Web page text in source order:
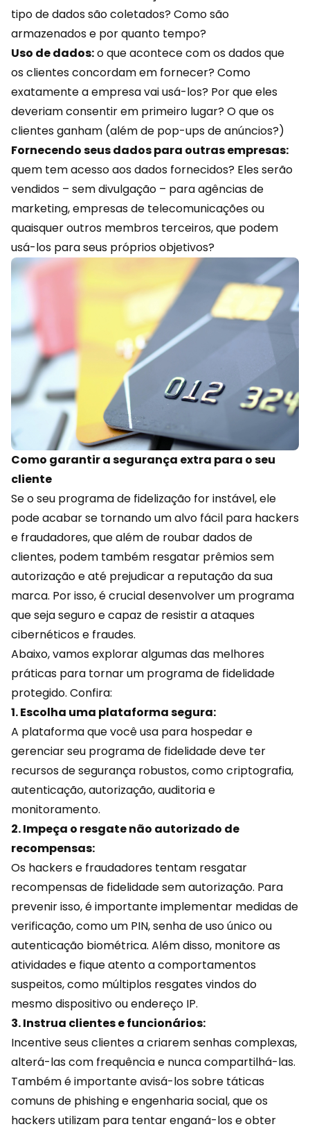
tipo de dados são coletados? Como são
armazenados e por quanto tempo?
Uso de dados:o que acontece com os dados que
os clientes concordam em fornecer? Como
exatamente a empresa vai usá-los? Por que eles
deveriam consentir em primeiro lugar? O que os
clientes ganham (além de pop-ups de anúncios?)
Fornecendo seus dados para outras empresas:
quem tem acesso aos dados fornecidos? Eles serão
vendidos – sem divulgação – para agências de
marketing, empresas de telecomunicações ou
quaisquer outros membros terceiros, que podem
usá-los para seus próprios objetivos?
Como garantir a segurança extra para o seu
cliente
Se o seu programa de fidelização for instável, ele
pode acabar se tornando um alvo fácil para hackers
e fraudadores, que além de roubar dados de
clientes, podem também resgatar prêmiossem
autorização e até prejudicar a reputação da sua
marca. Por isso, é crucial desenvolver um programa
que seja seguro e capaz de resistir a ataques
cibernéticos e fraudes.
Abaixo, vamos explorar algumas das melhores
práticas para tornar um programa de fidelidade
protegido. Confira:
1. Escolha uma plataforma segura:
A plataforma que você usa para hospedar e
gerenciar seu programa de fidelidade deve ter
recursos de segurança robustos, como criptografia,
autenticação, autorização, auditoria e
monitoramento.
2. Impeça o resgate não autorizado de
recompensas:
Os hackers e fraudadores tentam resgatar
recompensas de fidelidade sem autorização. Para
prevenir isso, é importante implementar medidas de
verificação, como um PIN, senha de uso único ou
autenticação biométrica. Além disso, monitore as
atividades e fique atento a comportamentos
suspeitos, como múltiplos resgates vindos do
mesmo dispositivo ou endereço IP.
3. Instrua clientes e funcionários:
Incentive seus clientes a criarem senhas complexas,
alterá-las com frequência e nunca compartilhá-las.
Também é importante avisá-los sobre táticas
comuns de phishing e engenharia social, que os
hackers utilizam para tentar enganá-los e obter